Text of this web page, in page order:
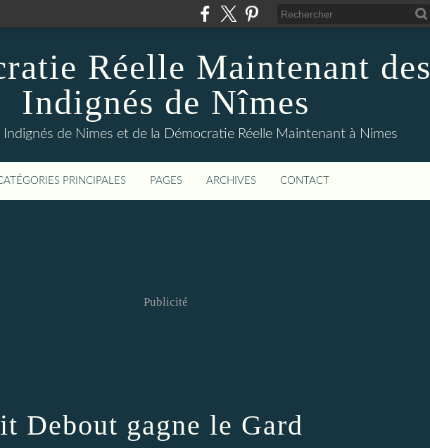
Réelle Maintenant des
Indignés de Nîmes
Indignés de Nimes et de la Démocratie Réelle Maintenant à Nimes
PRINCIPALES PAGES ARCHIVES CONTACT
Publicité
Debout gagne le Gard